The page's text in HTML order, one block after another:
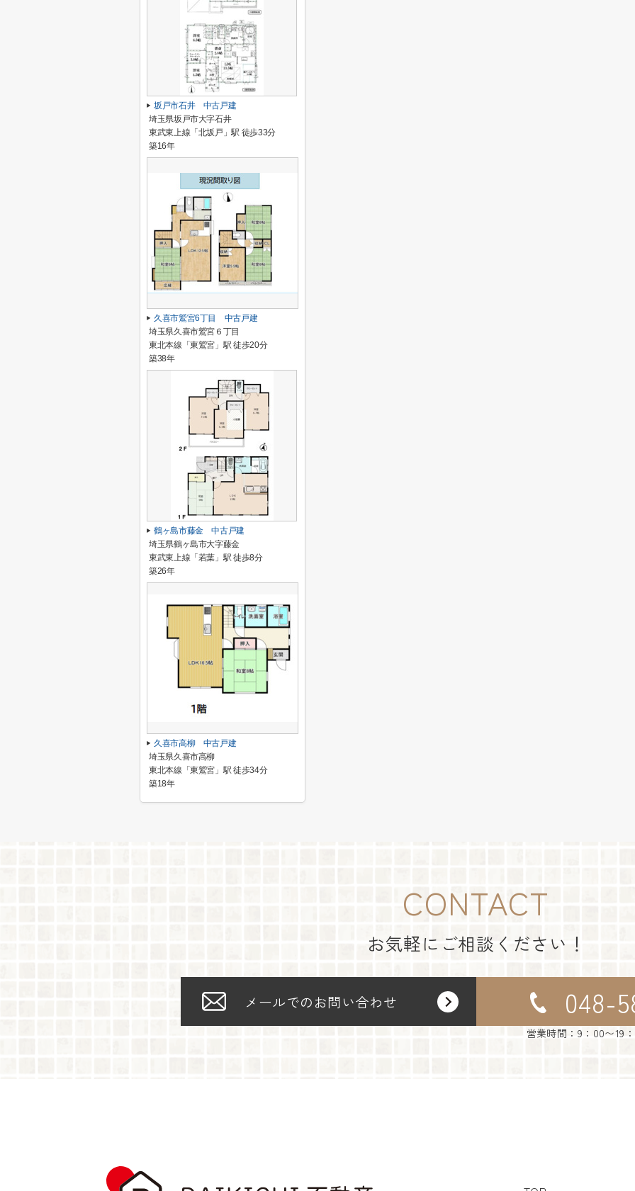
坂戸市石井 中古戸建
埼玉県坂戸市大字石井
東武東上線「北坂戸」駅 徒歩33分
築16年
久喜市鷲宮6丁目 中古戸建
埼玉県久喜市鷲宮６丁目
東北本線「東鷲宮」駅 徒歩20分
築38年
鶴ヶ島市藤金 中古戸建
埼玉県鶴ヶ島市大字藤金
東武東上線「若葉」駅 徒歩8分
築26年
久喜市高柳 中古戸建
埼玉県久喜市高柳
東北本線「東鷲宮」駅 徒歩34分
築18年
CONTACT
お気軽にご相談ください！
メールでのお問い合わせ 048-
営業時間：9：00〜19